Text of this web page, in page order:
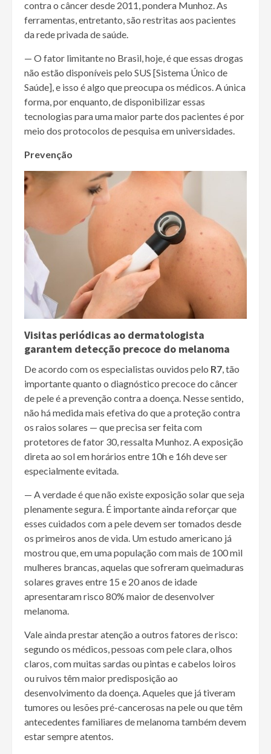
contra o câncer desde 2011, pondera Munhoz. As
ferramentas, entretanto, são restritas aos pacientes
da rede privada de saúde.
— O fator limitante no Brasil, hoje, é que essas drogas
não estão disponíveis pelo SUS [Sistema Único de
Saúde], e isso é algo que preocupa os médicos. A única
forma, por enquanto, de disponibilizar essas
tecnologias para uma maior parte dos pacientes é por
meio dos protocolos de pesquisa em universidades.
Prevenção
Visitas periódicas ao dermatologista
garantem detecção precoce do melanoma
De acordo com os especialistas ouvidos pelo R7, tão
importante quanto o diagnóstico precoce do câncer
de pele é a prevenção contra a doença. Nesse sentido,
não há medida mais efetiva do que a proteção contra
os raios solares — que precisa ser feita com
protetores de fator 30, ressalta Munhoz. A exposição
direta ao sol em horários entre 10h e 16h deve ser
especialmente evitada.
— A verdade é que não existe exposição solar que seja
plenamente segura. É importante ainda reforçar que
esses cuidados com a pele devem ser tomados desde
os primeiros anos de vida. Um estudo americano já
mostrou que, em uma população com mais de 100 mil
mulheres brancas, aquelas que sofreram queimaduras
solares graves entre 15 e 20 anos de idade
apresentaram risco 80% maior de desenvolver
melanoma.
Vale ainda prestar atenção a outros fatores de risco:
segundo os médicos, pessoas com pele clara, olhos
claros, com muitas sardas ou pintas e cabelos loiros
ou ruivos têm maior predisposição ao
desenvolvimento da doença. Aqueles que já tiveram
tumores ou lesões pré-cancerosas na pele ou que têm
antecedentes familiares de melanoma também devem
estar sempre atentos.